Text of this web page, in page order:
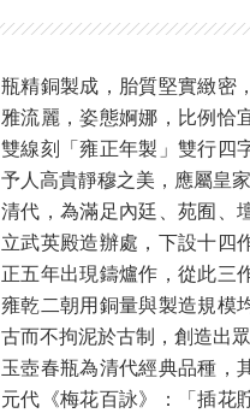
瓶精銅製成，胎質堅實緻密
雅流麗，姿態婀娜，比例恰
雙線刻「雍正年製」雙行四
予人高貴靜穆之美，應屬皇
清代，為滿足內廷、苑囿、
立武英殿造辦處，下設十四
正五年出現鑄爐作，從此三
雍乾二朝用銅量與製造規模
古而不拘泥於古制，創造出
玉壺春瓶為清代經典品種，
元代《梅花百詠》：「插花